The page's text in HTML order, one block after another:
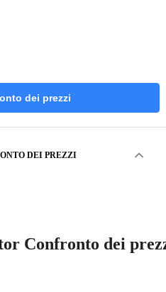
dei prezzi
DEI PREZZI
Confronto dei